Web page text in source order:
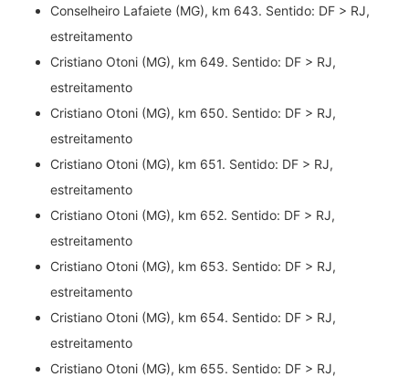
Conselheiro Lafaiete (MG), km 643. Sentido: DF > RJ,
estreitamento
Cristiano Otoni (MG), km 649. Sentido: DF > RJ,
estreitamento
Cristiano Otoni (MG), km 650. Sentido: DF > RJ,
estreitamento
Cristiano Otoni (MG), km 651. Sentido: DF > RJ,
estreitamento
Cristiano Otoni (MG), km 652. Sentido: DF > RJ,
estreitamento
Cristiano Otoni (MG), km 653. Sentido: DF > RJ,
estreitamento
Cristiano Otoni (MG), km 654. Sentido: DF > RJ,
estreitamento
Cristiano Otoni (MG), km 655. Sentido: DF > RJ,